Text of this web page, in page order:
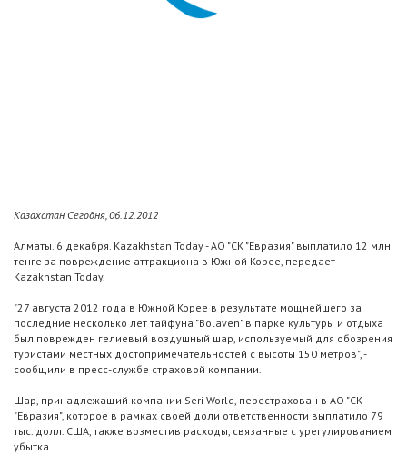
Казахстан Сегодня, 06.12.2012
Алматы. 6 декабря. Kazakhstan Today - АО "СК "Евразия" выплатило 12 млн
тенге за повреждение аттракциона в Южной Корее, передает
Kazakhstan Today.
"27 августа 2012 года в Южной Корее в результате мощнейшего за
последние несколько лет тайфуна "Bolaven" в парке культуры и отдыха
был поврежден гелиевый воздушный шар, используемый для обозрения
туристами местных достопримечательностей с высоты 150 метров", -
сообщили в пресс-службе страховой компании.
Шар, принадлежащий компании Seri World, перестрахован в АО "СК
"Евразия", которое в рамках своей доли ответственности выплатило 79
тыс. долл. США, также возместив расходы, связанные с урегулированием
убытка.